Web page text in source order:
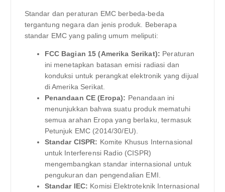
Standar dan peraturan EMC berbeda-beda
tergantung negara dan jenis produk. Beberapa
standar EMC yang paling umum meliputi:
FCC Bagian 15 (Amerika Serikat): Peraturan
ini menetapkan batasan emisi radiasi dan
konduksi untuk perangkat elektronik yang dijual
di Amerika Serikat.
Penandaan CE (Eropa): Penandaan ini
menunjukkan bahwa suatu produk mematuhi
semua arahan Eropa yang berlaku, termasuk
Petunjuk EMC (2014/30/EU).
Standar CISPR: Komite Khusus Internasional
untuk Interferensi Radio (CISPR)
mengembangkan standar internasional untuk
pengukuran dan pengendalian EMI.
Standar IEC: Komisi Elektroteknik Internasional